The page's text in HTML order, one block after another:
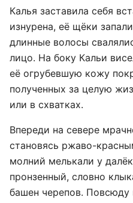
Калья заставила себя
изнурена, её щёки
длинные волосы
лицо. На боку Кальи
её огрубевшую кожу
полученных за целую
или в схватках.
Впереди на севере
становясь ржаво-
молний мелькали у
пронзенный, словно
башен черепов. Повсюду